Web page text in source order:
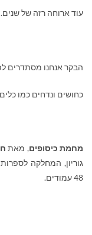
עוד ארוחה רזה של שנים.
הבקר אנחנו מסתדרים
כחושים ונדחים כמו
מחמת כיסופים, מאת
48 עמודים.